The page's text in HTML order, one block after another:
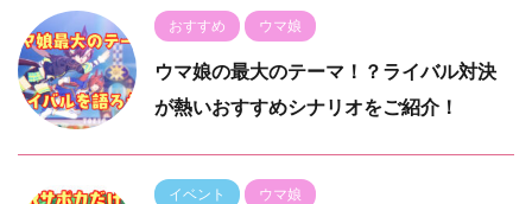
おすすめ ウマ娘
ウマ娘の最大のテーマ！？ライバル対決
が熱いおすすめシナリオをご紹介！
イベント ウマ娘